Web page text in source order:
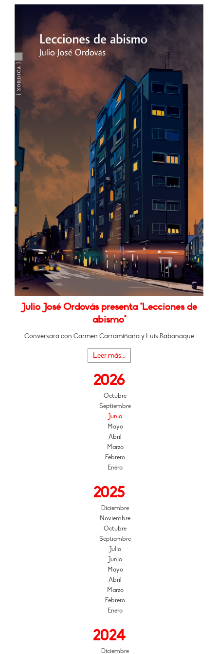
Julio José Ordovás presenta "Lecciones de
abismo"
Conversará con Carmen Carramiñana y Luis Rabanaque
Leer más...
2026
Octubre
Septiembre
Junio
Mayo
Abril
Marzo
Febrero
Enero
2025
Diciembre
Noviembre
Octubre
Septiembre
Julio
Junio
Mayo
Abril
Marzo
Febrero
Enero
2024
Diciembre